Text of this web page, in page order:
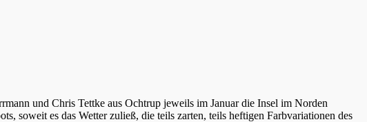
und Chris Tettke aus Ochtrup jeweils im Januar die Insel im Norden
soweit es das Wetter zuließ, die teils zarten, teils heftigen Farbvariationen des